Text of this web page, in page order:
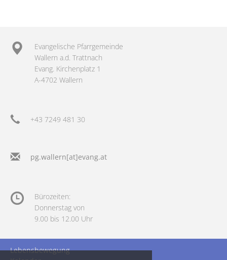
Evangelische Pfarrgemeinde
Wallern a.d. Trattnach
Evang. Kirchenplatz 1
A-4702 Wallern
+43 7249 481 30
pg.wallern[at]evang.at
Bürozeiten:
Donnerstag von
9.00 bis 12.00 Uhr
Lebensbewegung